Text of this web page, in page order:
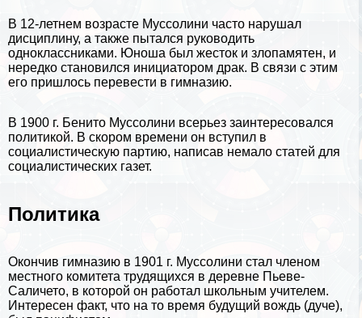
В 12-летнем возрасте Муссолини часто нарушал
дисциплину, а также пытался руководить
одноклассниками. Юноша был жесток и злопамятен, и
нередко становился инициатором дpaк. В связи с этим
его пришлось перевести в гимназию.
В 1900 г. Бенито Муссолини всерьез заинтересовался
политикой. В скором времени он вступил в
социалистическую партию, написав немало статей для
социалистических газет.
Политика
Окончив гимназию в 1901 г. Муссолини стал члeном
местного комитета трудящихся в деревне Пьеве-
Саличето, в которой он работал школьным учителем.
Интересен факт, что на то время будущий вождь (дуче),